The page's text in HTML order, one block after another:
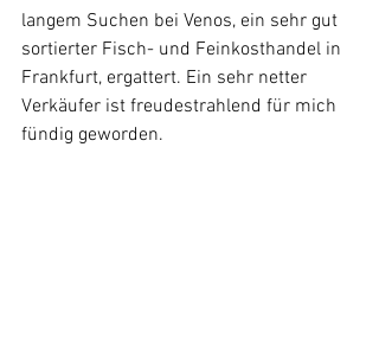
langem Suchen bei Venos, ein sehr gut
sortierter Fisch- und Feinkosthandel in
Frankfurt, ergattert. Ein sehr netter
Verkäufer ist freudestrahlend für mich
fündig geworden.